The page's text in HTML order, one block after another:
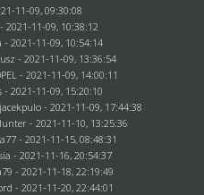
11-09, 09:30:08
- 2021-11-09, 10:38:12
- 2021-11-09, 10:54:14
- 2021-11-09, 13:36:54
- 2021-11-09, 14:00:11
- 2021-11-09, 15:20:10
jacekpulo - 2021-11-09, 17:44:38
- 2021-11-10, 13:25:36
- 2021-11-15, 08:48:31
- 2021-11-16, 20:54:37
- 2021-11-18, 22:19:49
- 2021-11-20, 22:44:01